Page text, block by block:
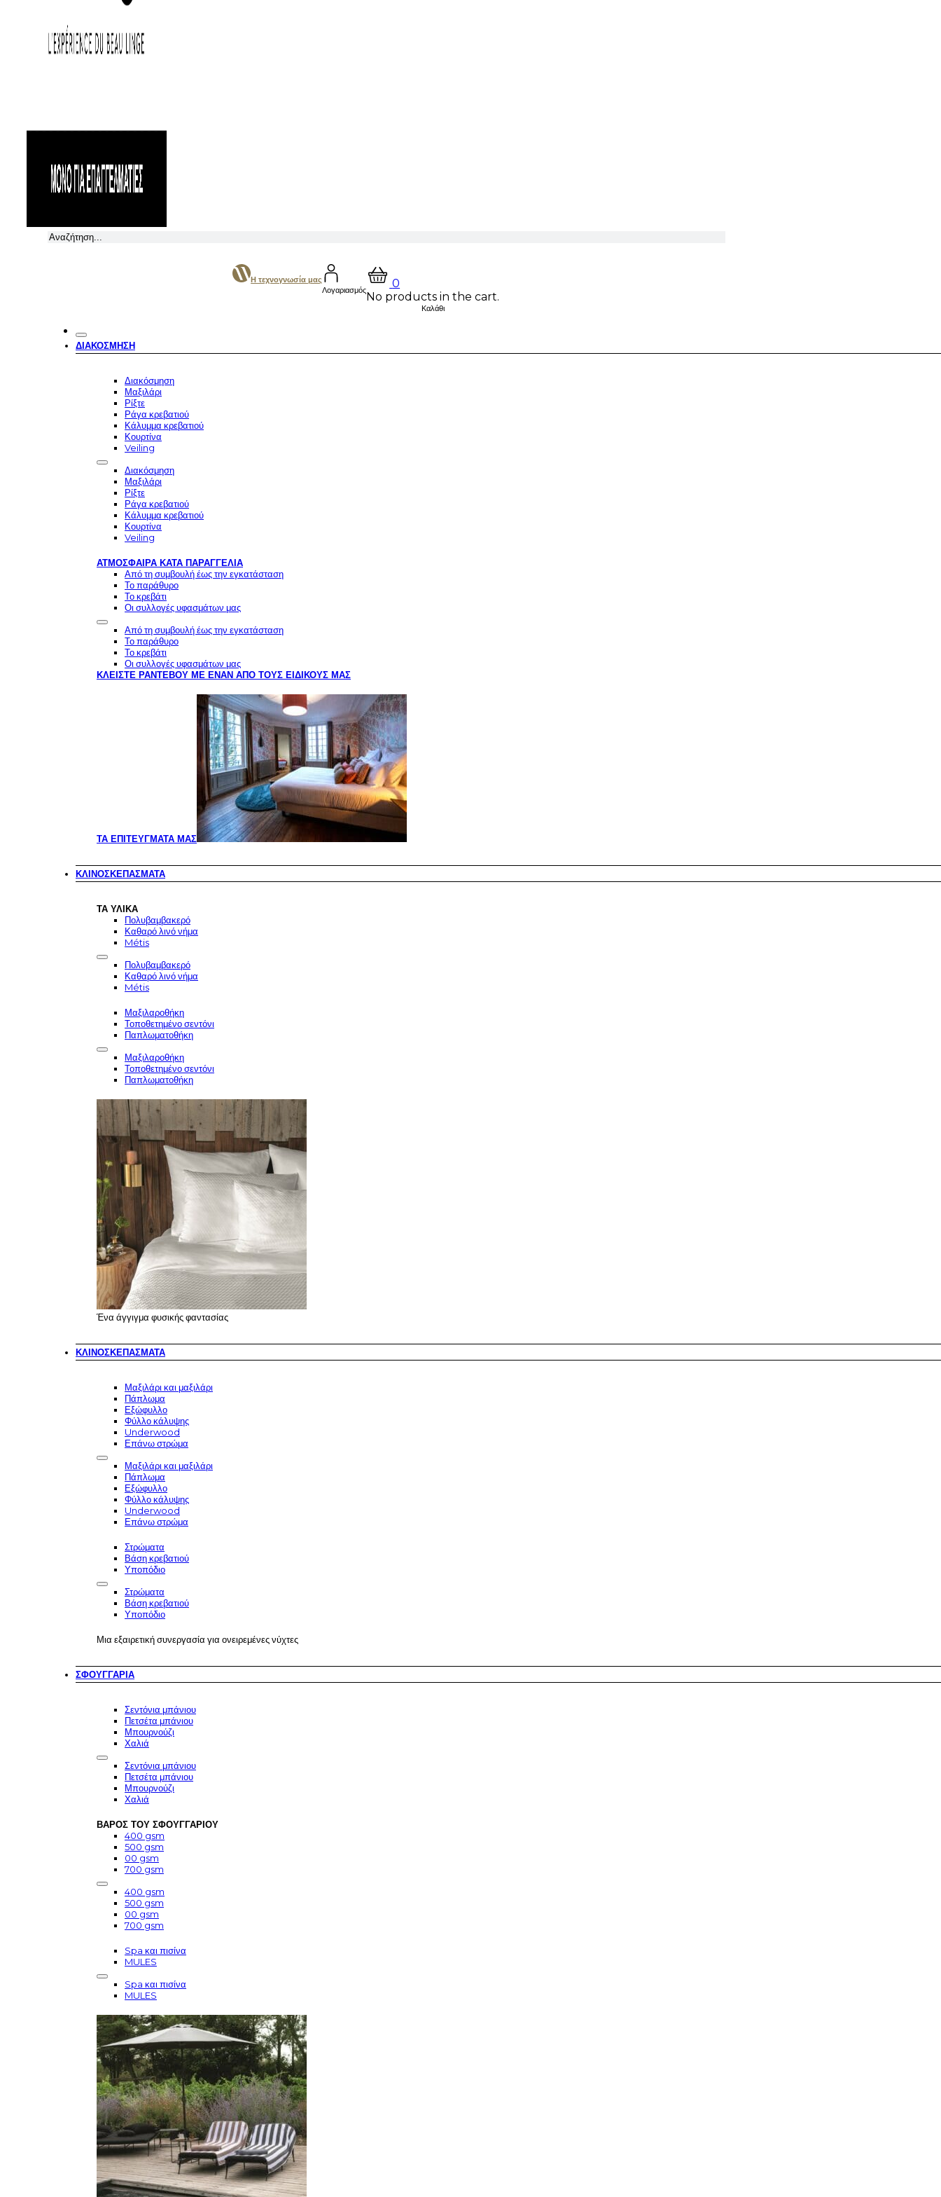
Αναζήτηση
Η τεχνογνωσία μας
Λογαριασμός
0
No products in the cart.
Καλάθι
ΔΙΑΚΌΣΜΗΣΗ
Διακόσμηση
Μαξιλάρι
Ρίξτε
Ράγα κρεβατιού
Κάλυμμα κρεβατιού
Κουρτίνα
Veiling
Διακόσμηση
Μαξιλάρι
Ρίξτε
Ράγα κρεβατιού
Κάλυμμα κρεβατιού
Κουρτίνα
Veiling
ΑΤΜΌΣΦΑΙΡΑ ΚΑΤΆ ΠΑΡΑΓΓΕΛΊΑ
Από τη συμβουλή έως την εγκατάσταση
Το παράθυρο
Το κρεβάτι
Οι συλλογές υφασμάτων μας
Από τη συμβουλή έως την εγκατάσταση
Το παράθυρο
Το κρεβάτι
Οι συλλογές υφασμάτων μας
ΚΛΕΊΣΤΕ ΡΑΝΤΕΒΟΎ ΜΕ ΈΝΑΝ ΑΠΌ ΤΟΥΣ ΕΙΔΙΚΟΎΣ ΜΑΣ
ΤΑ ΕΠΙΤΕΎΓΜΑΤΆ ΜΑΣ
ΚΛΙΝΟΣΚΕΠΆΣΜΑΤΑ
ΤΑ ΥΛΙΚΆ
Πολυβαμβακερό
Καθαρό λινό νήμα
Métis
Πολυβαμβακερό
Καθαρό λινό νήμα
Métis
Μαξιλαροθήκη
Τοποθετημένο σεντόνι
Παπλωματοθήκη
Μαξιλαροθήκη
Τοποθετημένο σεντόνι
Παπλωματοθήκη
Ένα άγγιγμα φυσικής φαντασίας
ΚΛΙΝΟΣΚΕΠΆΣΜΑΤΑ
Μαξιλάρι και μαξιλάρι
Πάπλωμα
Εξώφυλλο
Φύλλο κάλυψης
Underwood
Επάνω στρώμα
Μαξιλάρι και μαξιλάρι
Πάπλωμα
Εξώφυλλο
Φύλλο κάλυψης
Underwood
Επάνω στρώμα
Στρώματα
Βάση κρεβατιού
Υποπόδιο
Στρώματα
Βάση κρεβατιού
Υποπόδιο
Μια εξαιρετική συνεργασία για ονειρεμένες νύχτες
ΣΦΟΥΓΓΆΡΙΑ
Σεντόνια μπάνιου
Πετσέτα μπάνιου
Μπουρνούζι
Χαλιά
Σεντόνια μπάνιου
Πετσέτα μπάνιου
Μπουρνούζι
Χαλιά
ΒΆΡΟΣ ΤΟΥ ΣΦΟΥΓΓΑΡΙΟΎ
400 gsm
500 gsm
00 gsm
700 gsm
400 gsm
500 gsm
00 gsm
700 gsm
Spa και πισίνα
MULES
Spa και πισίνα
MULES